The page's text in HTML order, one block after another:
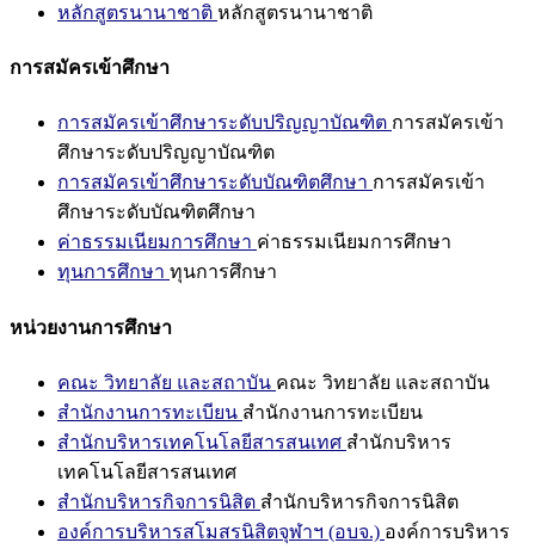
หลักสูตรนานาชาติ หลักสูตรนานาชาติ
การสมัครเข้าศึกษา
การสมัครเข้าศึกษาระดับปริญญาบัณฑิต การสมัครเข้า
ศึกษาระดับปริญญาบัณฑิต
การสมัครเข้าศึกษาระดับบัณฑิตศึกษา การสมัครเข้า
ศึกษาระดับบัณฑิตศึกษา
ค่าธรรมเนียมการศึกษา ค่าธรรมเนียมการศึกษา
ทุนการศึกษา ทุนการศึกษา
หน่วยงานการศึกษา
คณะ วิทยาลัย และสถาบัน คณะ วิทยาลัย และสถาบัน
สำนักงานการทะเบียน สำนักงานการทะเบียน
สำนักบริหารเทคโนโลยีสารสนเทศ สำนักบริหาร
เทคโนโลยีสารสนเทศ
สำนักบริหารกิจการนิสิต สำนักบริหารกิจการนิสิต
องค์การบริหารสโมสรนิสิตจุฬาฯ (อบจ.) องค์การบริหาร